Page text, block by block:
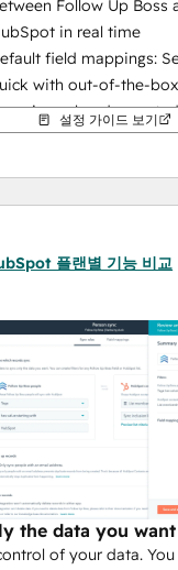
Follow Up Boss
in real time
field mappings:
with out-of-the-
already
syncing: Your
설정 가이드 보기
플랜별 기능 비교
the data you want
of your data.